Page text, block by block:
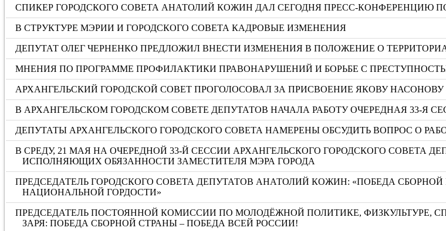
СПИКЕР ГОРОДСКОГО СОВЕТА АНАТОЛИЙ КОЖИН ДАЛ СЕГОДНЯ ПРЕСС-КОНФЕРЕНЦИЮ
В СТРУКТУРЕ МЭРИИ И ГОРОДСКОГО СОВЕТА КАДРОВЫЕ ИЗМЕНЕНИЯ
ДЕПУТАТ ОЛЕГ ЧЕРНЕНКО ПРЕДЛОЖИЛ ВНЕСТИ ИЗМЕНЕНИЯ В ПОЛОЖЕНИЕ О
МНЕНИЯ ПО ПРОГРАММЕ ПРОФИЛАКТИКИ ПРАВОНАРУШЕНИЙ И БОРЬБЕ С
АРХАНГЕЛЬСКИЙ ГОРОДСКОЙ СОВЕТ ПРОГОЛОСОВАЛ ЗА ПРИСВОЕНИЕ ЯКОВУ
В АРХАНГЕЛЬСКОМ ГОРОДСКОМ СОВЕТЕ ДЕПУТАТОВ НАЧАЛА РАБОТУ ОЧЕРЕДНАЯ 33-Я
ДЕПУТАТЫ АРХАНГЕЛЬСКОГО ГОРОДСКОГО СОВЕТА НАМЕРЕНЫ ОБСУДИТЬ ВОПРОС О
В СРЕДУ, 21 МАЯ НА ОЧЕРЕДНОЙ 33-Й СЕССИИ АРХАНГЕЛЬСКОГО ГОРОДСКОГО СОВЕТА
ИСПОЛНЯЮЩИХ ОБЯЗАННОСТИ ЗАМЕСТИТЕЛЯ МЭРА ГОРОДА
ПРЕДСЕДАТЕЛЬ ГОРОДСКОГО СОВЕТА ДЕПУТАТОВ АНАТОЛИЙ КОЖИН: «ПОБЕДА
НАЦИОНАЛЬНОЙ ГОРДОСТИ»
ПРЕДСЕДАТЕЛЬ ПОСТОЯННОЙ КОМИССИИ ПО МОЛОДЁЖНОЙ ПОЛИТИКЕ, ФИЗКУЛЬТУРЕ,
ЗАРЯ: ПОБЕДА СБОРНОЙ СТРАНЫ – ПОБЕДА ВСЕЙ РОССИИ!